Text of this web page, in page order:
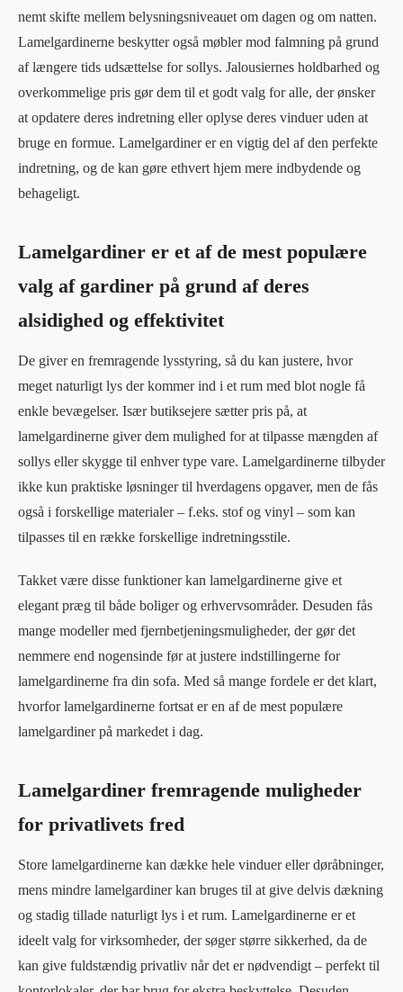
nemt skifte mellem belysningsniveauet om dagen og om natten.
Lamelgardinerne beskytter også møbler mod falmning på grund
af længere tids udsættelse for sollys. Jalousiernes holdbarhed og
overkommelige pris gør dem til et godt valg for alle, der ønsker
at opdatere deres indretning eller oplyse deres vinduer uden at
bruge en formue. Lamelgardiner er en vigtig del af den perfekte
indretning, og de kan gøre ethvert hjem mere indbydende og
behageligt.
Lamelgardiner er et af de mest populære
valg af gardiner på grund af deres
alsidighed og effektivitet
De giver en fremragende lysstyring, så du kan justere, hvor
meget naturligt lys der kommer ind i et rum med blot nogle få
enkle bevægelser. Især butiksejere sætter pris på, at
lamelgardinerne giver dem mulighed for at tilpasse mængden af
sollys eller skygge til enhver type vare. Lamelgardinerne tilbyder
ikke kun praktiske løsninger til hverdagens opgaver, men de fås
også i forskellige materialer – f.eks. stof og vinyl – som kan
tilpasses til en række forskellige indretningsstile.
Takket være disse funktioner kan lamelgardinerne give et
elegant præg til både boliger og erhvervsområder. Desuden fås
mange modeller med fjernbetjeningsmuligheder, der gør det
nemmere end nogensinde før at justere indstillingerne for
lamelgardinerne fra din sofa. Med så mange fordele er det klart,
hvorfor lamelgardinerne fortsat er en af de mest populære
lamelgardiner på markedet i dag.
Lamelgardiner fremragende muligheder
for privatlivets fred
Store lamelgardinerne kan dække hele vinduer eller døråbninger,
mens mindre lamelgardiner kan bruges til at give delvis dækning
og stadig tillade naturligt lys i et rum. Lamelgardinerne er et
ideelt valg for virksomheder, der søger større sikkerhed, da de
kan give fuldstændig privatliv når det er nødvendigt – perfekt til